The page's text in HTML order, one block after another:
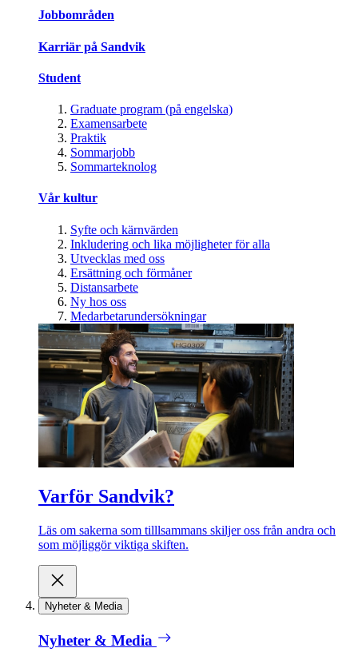
Jobbområden
Karriär på Sandvik
Student
Graduate program (på engelska)
Examensarbete
Praktik
Sommarjobb
Sommarteknolog
Vår kultur
Syfte och kärnvärden
Inkludering och lika möjligheter för alla
Utvecklas med oss
Ersättning och förmåner
Distansarbete
Ny hos oss
Medarbetarundersökningar
Varför Sandvik?
Läs om sakerna som tilllsammans skiljer oss från andra och
som möjliggör viktiga skiften.
Nyheter & Media
Nyheter & Media